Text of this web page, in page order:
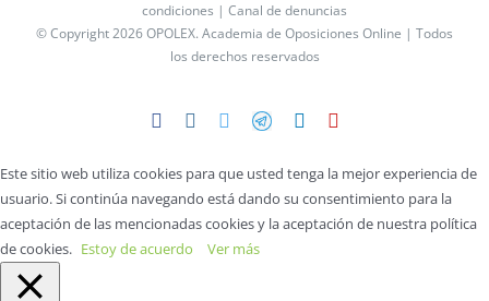
condiciones | Canal de denuncias
© Copyright 2026 OPOLEX. Academia de Oposiciones Online | Todos
los derechos reservados
FacebookInstagram
Twitter
TelegramLinkedIn
Este sitio web utiliza cookies para que usted tenga la mejor experiencia de
usuario. Si continúa navegando está dando su consentimiento para la
aceptación de las mencionadas cookies y la aceptación de nuestra política
de cookies. Estoy de acuerdo Ver más